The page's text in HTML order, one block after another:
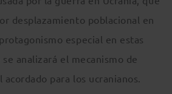
desplazamiento poblacional en
especial en estas
analizará el mecanismo de
para los ucranianos.